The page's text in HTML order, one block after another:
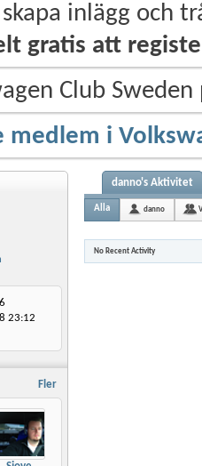
inlägg och
gratis att
Club
medlem i
23:12
Fler
danno's Aktivitet
Alla danno
No Recent Activity